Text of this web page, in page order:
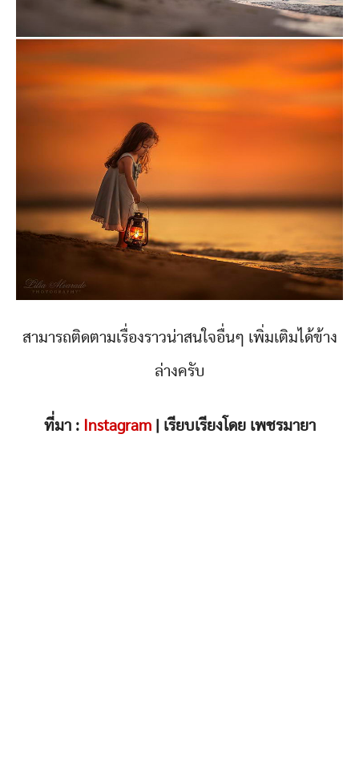
สามารถติดตามเรื่องราวน่าสนใจอื่นๆ เพิ่มเติมได้ข้าง
ล่างครับ
ที่มา : Instagram| เรียบเรียงโดย เพชรมายา